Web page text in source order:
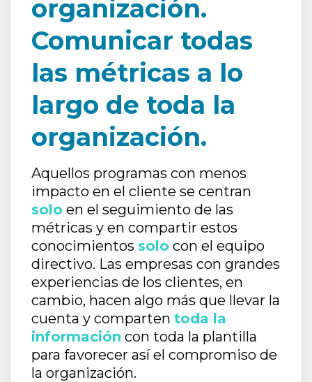
organización.
Comunicar todas
las métricas a lo
largo de toda la
organización.
Aquellos programas con menos
impacto en el cliente se centran
solo en el seguimiento de las
métricas y en compartir estos
conocimientos solo con el equipo
directivo. Las empresas con grandes
experiencias de los clientes, en
cambio, hacen algo más que llevar la
cuenta y comparten toda la
información con toda la plantilla
para favorecer así el compromiso de
la organización.